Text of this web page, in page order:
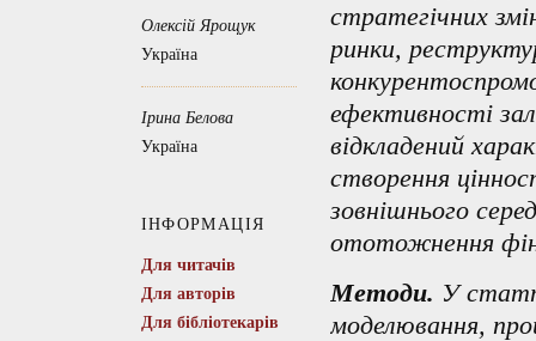
Олексій Ярощук
Україна
Ірина Белова
Україна
ІНФОРМАЦІЯ
Для читачів
Для авторів
Для бібліотекарів
стратегічних
ринки,
ефективності
відкладений
створення
зовнішнього
ототожнення
Методи. У
моделювання,